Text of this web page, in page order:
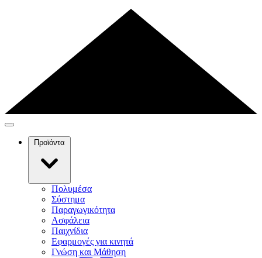
Προϊόντα
Πολυμέσα
Σύστημα
Παραγωγικότητα
Ασφάλεια
Παιχνίδια
Εφαρμογές για κινητά
Γνώση και Μάθηση